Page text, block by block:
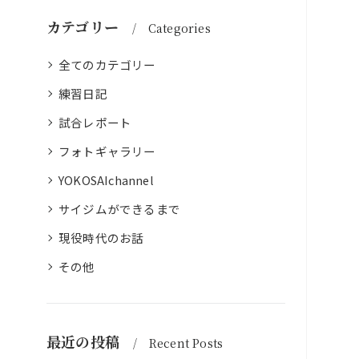
カテゴリー Categories
全てのカテゴリー
練習日記
試合レポート
フォトギャラリー
YOKOSAIchannel
サイジムができるまで
現役時代のお話
その他
最近の投稿 Recent Posts